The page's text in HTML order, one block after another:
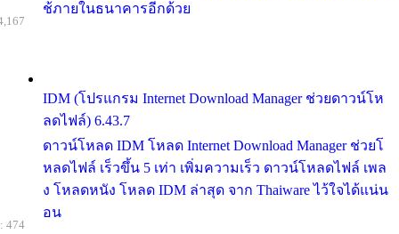
ช้ภายในธนาคารอีกด้วย
IDM (โปรแกรม Internet Download Manager ช่วยดาวน์โห
ลดไฟล์) 6.43.7
ดาวน์โหลด IDM โหลด Internet Download Manager ช่วยโ
หลดไฟล์ เร็วขึ้น 5 เท่า เพิ่มความเร็ว ดาวน์โหลดไฟล์ เพล
ง โหลดหนัง โหลด IDM ล่าสุด จาก Thaiware ไว้ใจได้แน่น
อน
474